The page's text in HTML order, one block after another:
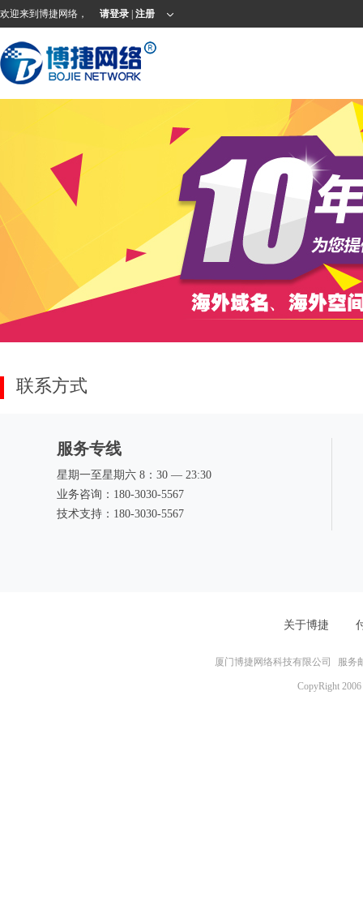
欢迎来到博捷网络， 请登录 注册
联系方式
服务专线
星期一至星期六 8：30 ― 23:30
业务咨询：180-3030-5567
技术支持：180-3030-5567
关于博捷
厦门博捷网络科技有限公司 服务
CopyRight